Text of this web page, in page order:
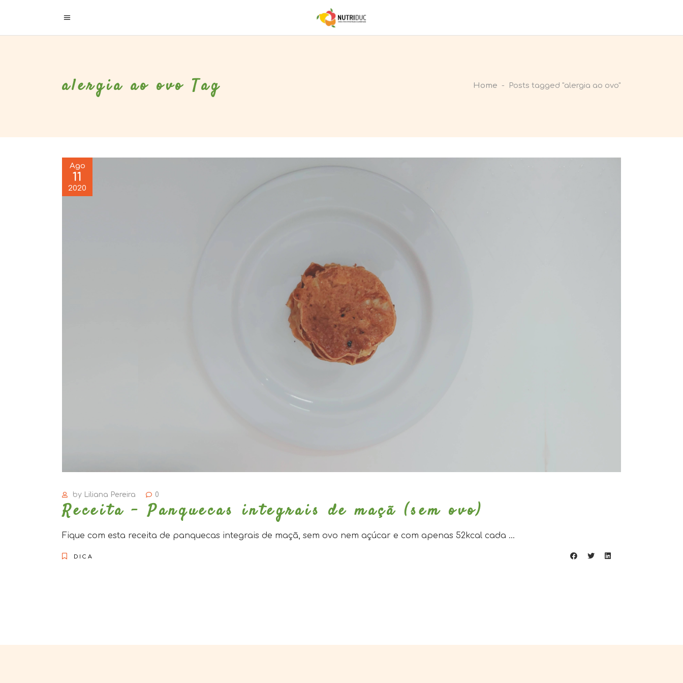
alergia ao ovo Tag Home - Posts tagged "alergia ao ovo"
Ago
11
2020
by Liliana Pereira 0
Receita – Panquecas integrais de maçã (sem ovo)
Fique com esta receita de panquecas integrais de maçã, sem ovo nem açúcar e com apenas 52kcal cada
DICA